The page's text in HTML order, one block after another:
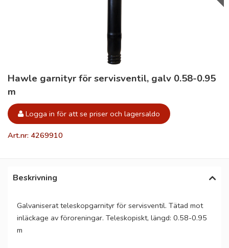
Hawle garnityr för servisventil, galv 0.58-0.95
m
Logga in för att se priser och lagersaldo
Art.nr: 4269910
Beskrivning
Galvaniserat teleskopgarnityr för servisventil. Tätad mot
inläckage av föroreningar. Teleskopiskt, längd: 0.58-0.95
m